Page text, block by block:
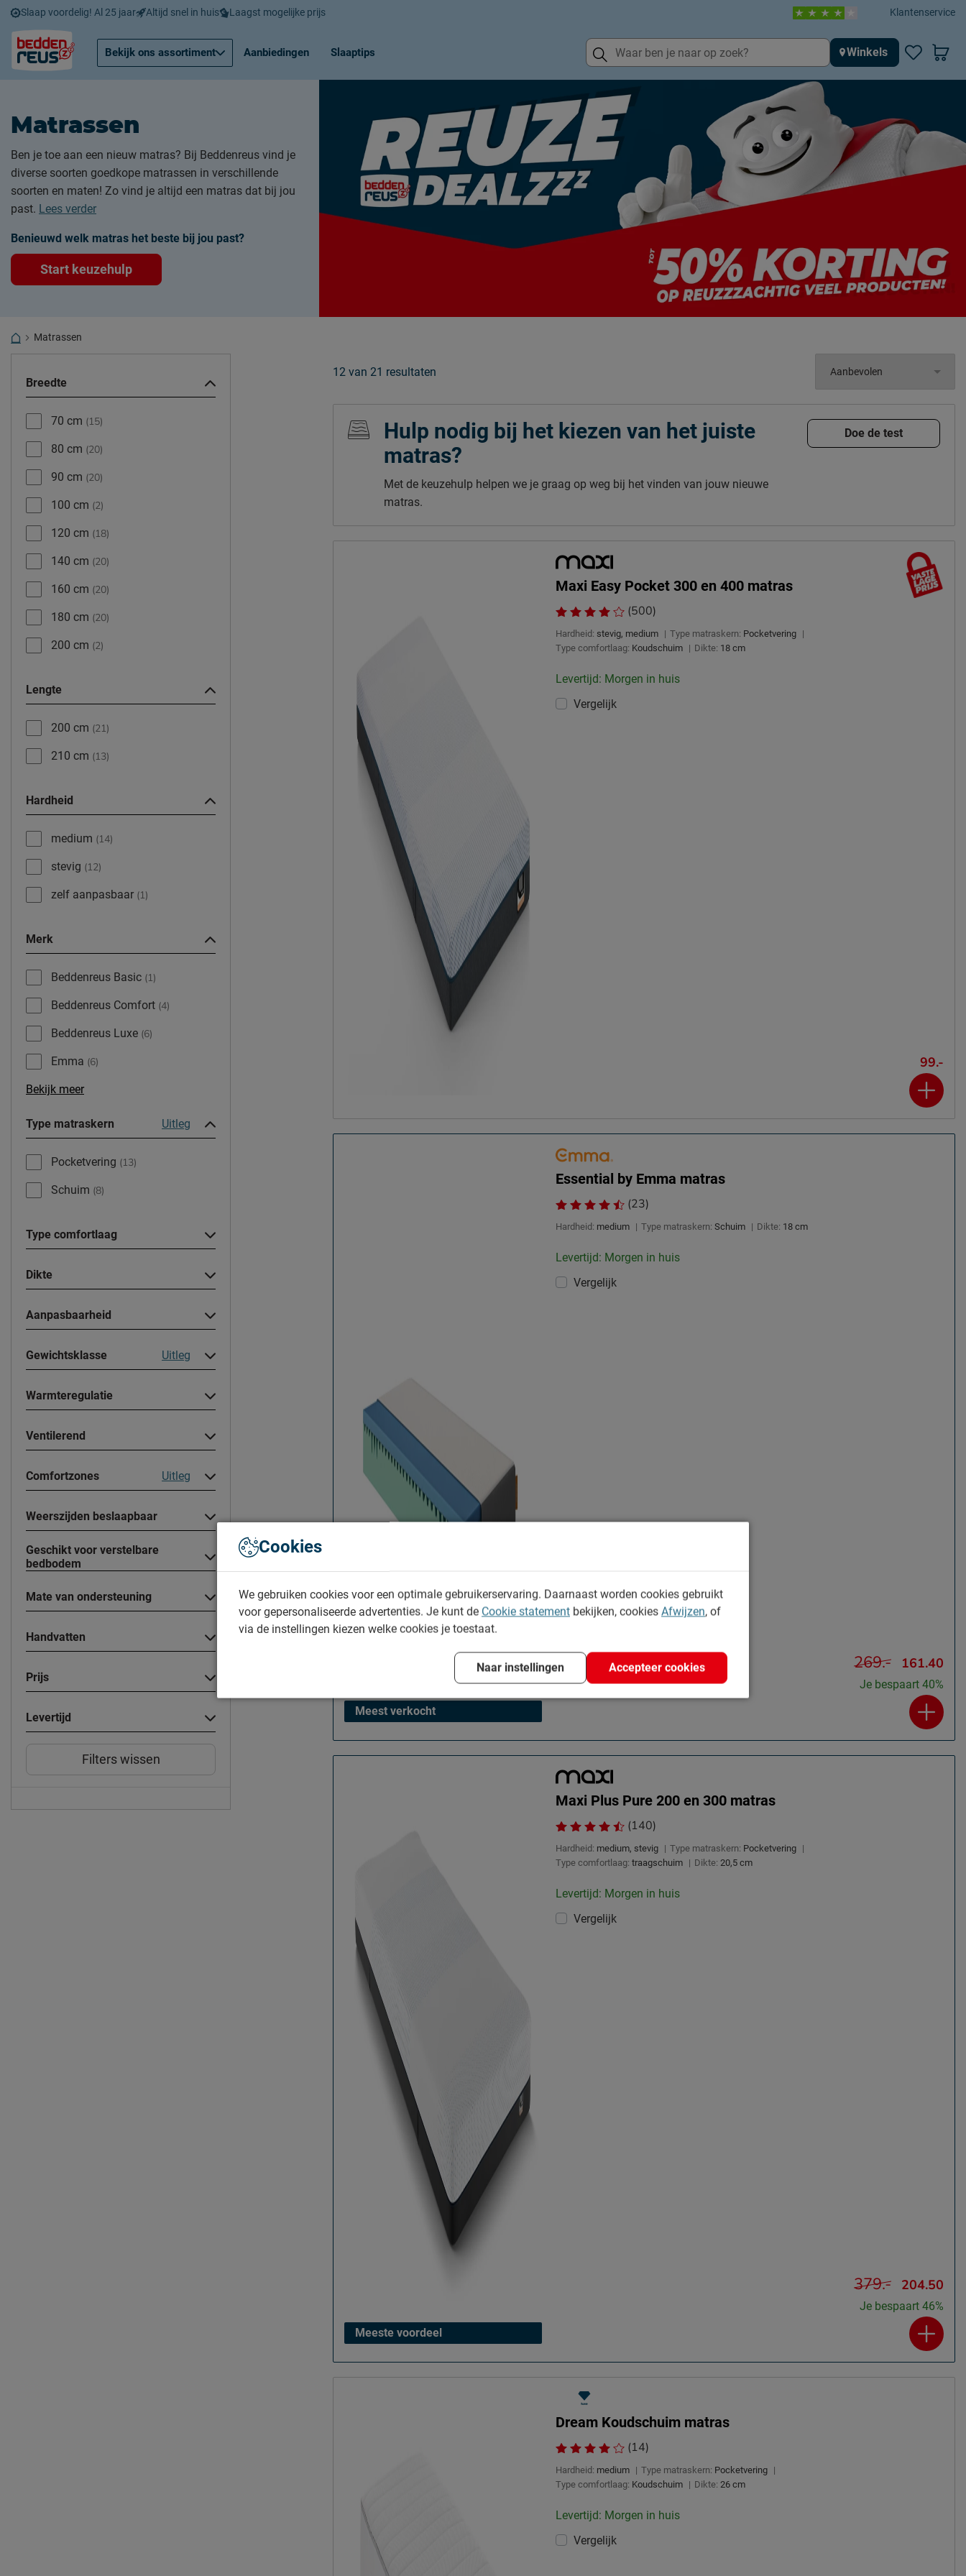
Slaap voordelig! Al 25 jaar Altijd snel in huis Laagst mogelijke prijs Klantenservice
Bekijk ons assortiment Aanbiedingen Slaaptips Winkels
Matrassen
Ben je toe aan een nieuw matras? Bij Beddenreus vind je
diverse soorten goedkope matrassen in verschillende
soorten en maten! Zo vind je altijd een matras dat bij jou
past. Lees verder
Benieuwd welk matras het beste bij jou past?
Start keuzehulp
Matrassen
Breedte
70 cm (15)
80 cm (20)
90 cm (20)
100 cm (2)
120 cm (18)
140 cm (20)
160 cm (20)
180 cm (20)
200 cm (2)
Lengte
200 cm (21)
210 cm (13)
Hardheid
medium (14)
stevig (12)
zelf aanpasbaar (1)
Merk
Beddenreus Basic (1)
Beddenreus Comfort (4)
Beddenreus Luxe (6)
Emma (6)
Bekijk meer
Type matraskern Uitleg
Pocketvering (13)
Schuim (8)
Type comfortlaag
Dikte
Aanpasbaarheid
Gewichtsklasse Uitleg
Warmteregulatie
Ventilerend
Comfortzones Uitleg
Weerszijden beslaapbaar
Geschikt voor verstelbare
bedbodem
Mate van ondersteuning
Handvatten
Prijs
Levertijd
Filters wissen
12 van 21 resultaten
Hulp nodig bij het kiezen van het juiste
matras?
Met de keuzehulp helpen we je graag op weg bij het vinden van jouw nieuwe
matras.
Doe de test
Maxi Easy Pocket 300 en 400 matras
(500)
Hardheid: stevig, medium | Type matraskern: Pocketvering |
Type comfortlaag: Koudschuim | Dikte: 18 cm
Levertijd: Morgen in huis
Vergelijk
99.-
Meest verkocht
Essential by Emma matras
(23)
Hardheid: medium | Type matraskern: Schuim | Dikte: 18 cm
Levertijd: Morgen in huis
Vergelijk
269.- 161.40
Je bespaart 40%
Meeste voordeel
Maxi Plus Pure 200 en 300 matras
(140)
Hardheid: medium, stevig | Type matraskern: Pocketvering |
Type comfortlaag: traagschuim | Dikte: 20,5 cm
Levertijd: Morgen in huis
Vergelijk
379.- 204.50
Je bespaart 46%
Dream Koudschuim matras
(14)
Hardheid: medium | Type matraskern: Pocketvering |
Type comfortlaag: Koudschuim | Dikte: 26 cm
Levertijd: Morgen in huis
Vergelijk
Cookies
We gebruiken cookies voor een optimale gebruikerservaring. Daarnaast worden cookies gebruikt
voor gepersonaliseerde advertenties. Je kunt de Cookie statement bekijken, cookies Afwijzen, of
via de instellingen kiezen welke cookies je toestaat.
Naar instellingen Accepteer cookies